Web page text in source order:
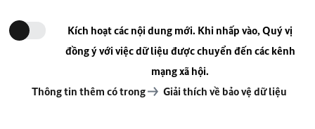
Kích hoạt các nội dung mới. Khi nhấp vào, Quý vị
đồng ý với việc dữ liệu được chuyển đến các kênh
mạng xã hội.
Thông tin thêm có trong
Giải thích về bảo vệ dữ liệu